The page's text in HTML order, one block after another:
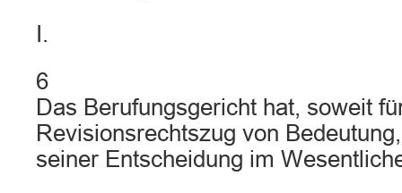
I.
6
Das Berufungsgericht hat, soweit
Revisionsrechtszug von
seiner Entscheidung im